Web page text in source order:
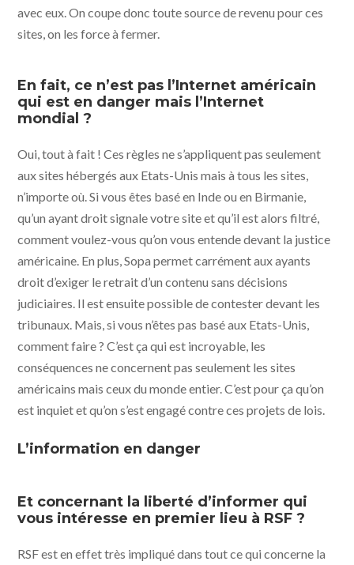
avec eux. On coupe donc toute source de revenu pour ces
sites, on les force à fermer.
En fait, ce n’est pas l’Internet américain
qui est en danger mais l’Internet
mondial ?
Oui, tout à fait ! Ces règles ne s’appliquent pas seulement
aux sites hébergés aux Etats-Unis mais à tous les sites,
n’importe où. Si vous êtes basé en Inde ou en Birmanie,
qu’un ayant droit signale votre site et qu’il est alors filtré,
comment voulez-vous qu’on vous entende devant la justice
américaine. En plus, Sopa permet carrément aux ayants
droit d’exiger le retrait d’un contenu sans décisions
judiciaires. Il est ensuite possible de contester devant les
tribunaux. Mais, si vous n’êtes pas basé aux Etats-Unis,
comment faire ? C’est ça qui est incroyable, les
conséquences ne concernent pas seulement les sites
américains mais ceux du monde entier. C’est pour ça qu’on
est inquiet et qu’on s’est engagé contre ces projets de lois.
L’information en danger
Et concernant la liberté d’informer qui
vous intéresse en premier lieu à RSF ?
RSF est en effet très impliqué dans tout ce qui concerne la